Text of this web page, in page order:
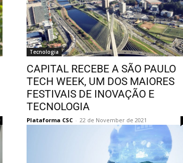
Tecnologia
CAPITAL RECEBE A SÃO PAULO
TECH WEEK, UM DOS MAIORES
FESTIVAIS DE INOVAÇÃO E
TECNOLOGIA
Plataforma CSC - 22 de November de 2021